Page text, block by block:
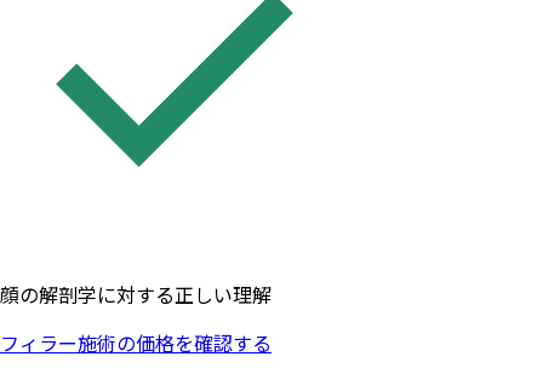
顔の解剖学に対する正しい理解
フィラー施術の価格を確認する